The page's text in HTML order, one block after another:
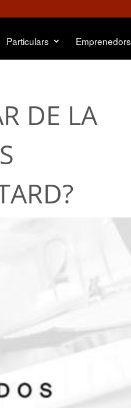
Particulars Emprenedors
DE LA